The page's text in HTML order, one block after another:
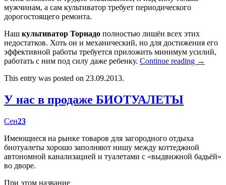
мужчинам, а сам культиватор требует периодического
дорогостоящего ремонта.
Наш культиватор Торнадо полностью лишён всех этих
недостатков. Хоть он и механический, но для достижения его
эффективной работы требуется приложить минимум усилий,
работать с ним под силу даже ребенку. Continue reading →
This entry was posted on 23.09.2013.
У нас в продаже БИОТУАЛЕТЫ
Сен23
Имеющиеся на рынке товаров для загородного отдыха
биотуалеты хорошо заполняют нишу между коттеджной
автономной канализацией и туалетами с «выдвижной бадьёй»
во дворе.
При этом название